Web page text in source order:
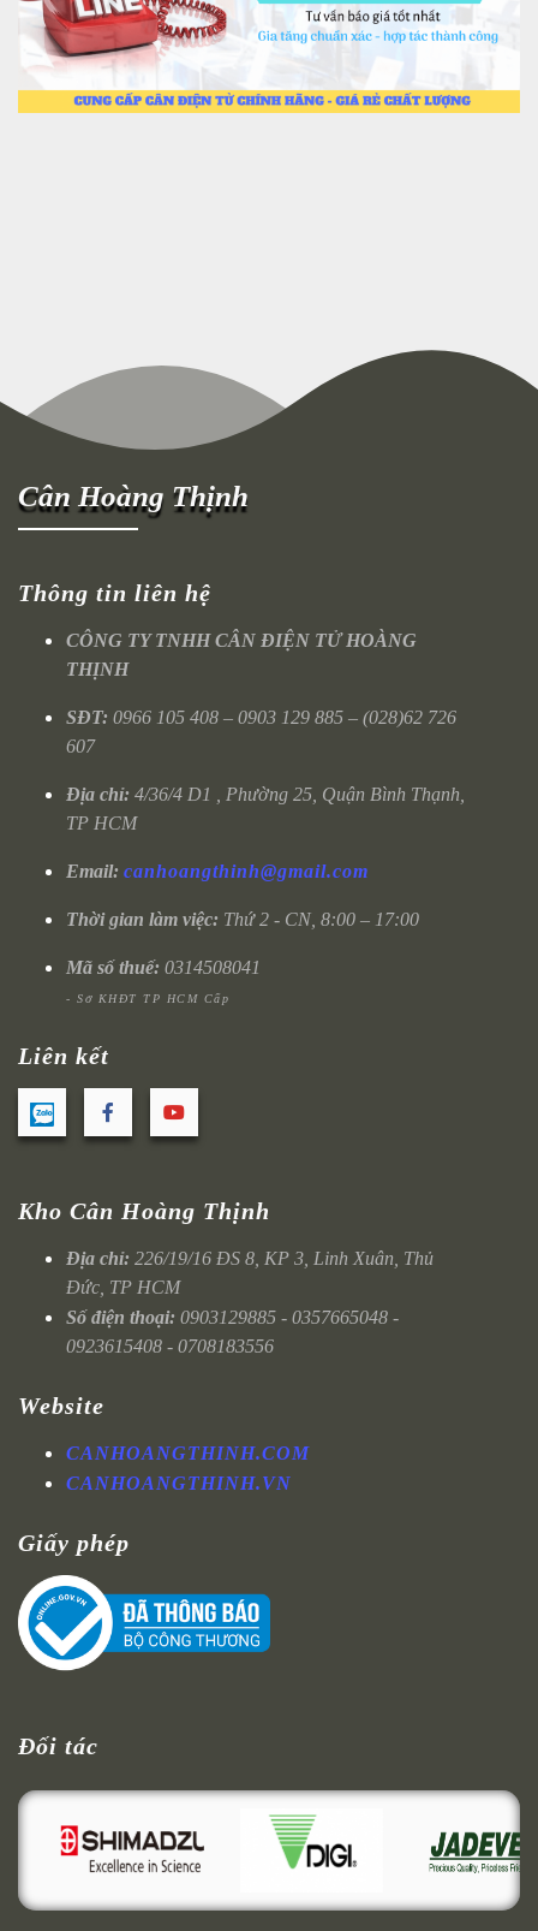
Cân Hoàng Thịnh
Thông tin liên hệ
CÔNG TY TNHH CÂN ĐIỆN TỬ HOÀNG
THỊNH
SĐT: 0966 105 408 – 0903 129 885 – (028)62 726
607
Địa chỉ: 4/36/4 D1 , Phường 25, Quận Bình Thạnh,
TP HCM
Email: canhoangthinh@gmail.com
Thời gian làm việc: Thứ 2 - CN, 8:00 – 17:00
Mã số thuế: 0314508041
- Sở KHĐT TP HCM Cấp
Liên kết
Kho Cân Hoàng Thịnh
Địa chỉ: 226/19/16 ĐS 8, KP 3, Linh Xuân, Thủ
Đức, TP HCM
Số điện thoại: 0903129885 - 0357665048 -
0923615408 - 0708183556
Website
CANHOANGTHINH.COM
CANHOANGTHINH.VN
Giấy phép
Đối tác